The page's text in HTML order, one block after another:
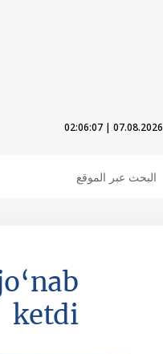
07.08.2026
|
02:06:08
ketdi